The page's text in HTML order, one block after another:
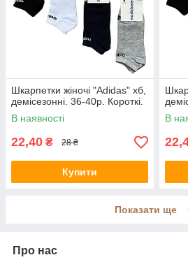
Шкарпетки жіночі "Adidas" хб,
демісезонні. 36-40р. Короткі.
В наявності
22,40 ₴ 28 ₴
Купити
В
Показати ще
Про нас